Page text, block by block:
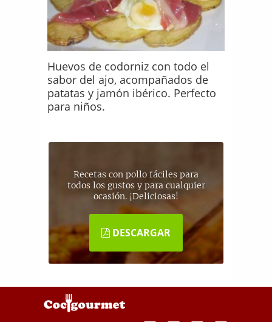
Huevos de codorniz con todo el
sabor del ajo, acompañados de
patatas y jamón ibérico. Perfecto
para niños.
Recetas con pollo fáciles para
todos los gustos y para cualquier
ocasión. ¡Deliciosas!
DESCARGAR